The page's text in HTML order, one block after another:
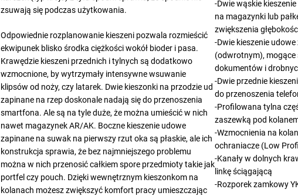
zsuwają się podczas użytkowania.
Odpowiednie rozplanowanie kieszeni pozwala rozmieścić
ekwipunek blisko środka ciężkości wokół bioder i pasa.
Krawędzie kieszeni przednich i tylnych są dodatkowo
wzmocnione, by wytrzymały intensywne wsuwanie
klipsów od noży, czy latarek. Dwie kieszonki na przodzie ud
zapinane na rzep doskonale nadają się do przenoszenia
smartfona. Ale są na tyle duże, że można umieścić w nich
nawet magazynek AR/AK. Boczne kieszenie udowe
zapinane na suwak na pierwszy rzut oka są płaskie, ale ich
konstrukcja sprawia, że bez najmniejszego problemu
można w nich przenosić całkiem spore przedmioty takie jak
portfel czy pouch. Dzięki wewnętrznym kieszonkom na
kolanach możesz zwiększyć komfort pracy umieszczając
-Dwie wąskie
na magazynki lub
zwiększenia
-Dwie kieszenie
(odwrotnym), mogące
dokumentów i
-Dwie przednie
do przenoszenia
-Profilowana tylna
zaszewką pod
-Wzmocnienia na
ochraniacze (Low
-Kanały w dolnych
linkę ściągającą
-Rozporek zamkowy